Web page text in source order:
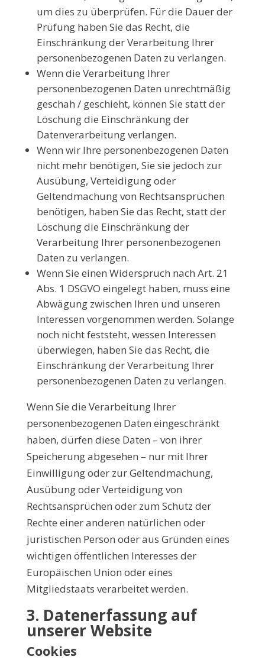
um dies zu überprüfen. Für die Dauer der
Prüfung haben Sie das Recht, die
Einschränkung der Verarbeitung Ihrer
personenbezogenen Daten zu verlangen.
Wenn die Verarbeitung Ihrer
personenbezogenen Daten unrechtmäßig
geschah / geschieht, können Sie statt der
Löschung die Einschränkung der
Datenverarbeitung verlangen.
Wenn wir Ihre personenbezogenen Daten
nicht mehr benötigen, Sie sie jedoch zur
Ausübung, Verteidigung oder
Geltendmachung von Rechtsansprüchen
benötigen, haben Sie das Recht, statt der
Löschung die Einschränkung der
Verarbeitung Ihrer personenbezogenen
Daten zu verlangen.
Wenn Sie einen Widerspruch nach Art. 21
Abs. 1 DSGVO eingelegt haben, muss eine
Abwägung zwischen Ihren und unseren
Interessen vorgenommen werden. Solange
noch nicht feststeht, wessen Interessen
überwiegen, haben Sie das Recht, die
Einschränkung der Verarbeitung Ihrer
personenbezogenen Daten zu verlangen.
Wenn Sie die Verarbeitung Ihrer
personenbezogenen Daten eingeschränkt
haben, dürfen diese Daten – von ihrer
Speicherung abgesehen – nur mit Ihrer
Einwilligung oder zur Geltendmachung,
Ausübung oder Verteidigung von
Rechtsansprüchen oder zum Schutz der
Rechte einer anderen natürlichen oder
juristischen Person oder aus Gründen eines
wichtigen öffentlichen Interesses der
Europäischen Union oder eines
Mitgliedstaats verarbeitet werden.
3. Datenerfassung auf
unserer Website
Cookies